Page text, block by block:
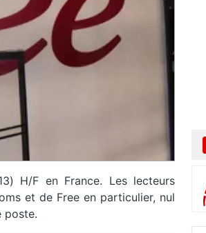
H/F en France. Les lecteurs
et de Free en particulier, nul
poste.